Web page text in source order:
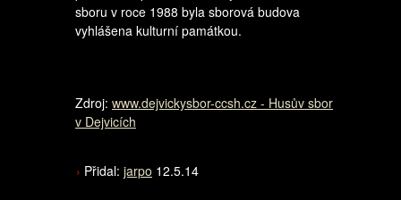
sboru v roce 1988 byla sborová budova
vyhlášena kulturní památkou.
Zdroj: www.dejvickysbor-ccsh.cz - Husův sbor
v Dejvicích
Přidal: jarpo 12.5.14